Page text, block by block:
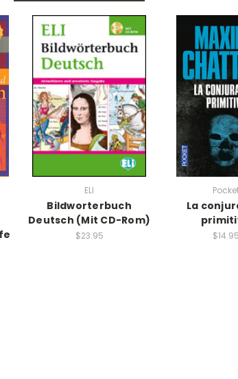
ELI
Bildworterbuch
Deutsch (Mit CD-Rom)
$23.95
La
$14.95